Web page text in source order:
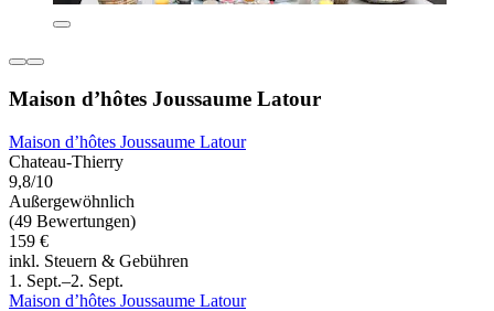
Maison d’hôtes Joussaume Latour
Maison d’hôtes Joussaume Latour
Chateau-Thierry
9,8/10
Außergewöhnlich
(49 Bewertungen)
159 €
inkl. Steuern & Gebühren
1. Sept.–2. Sept.
Maison d’hôtes Joussaume Latour